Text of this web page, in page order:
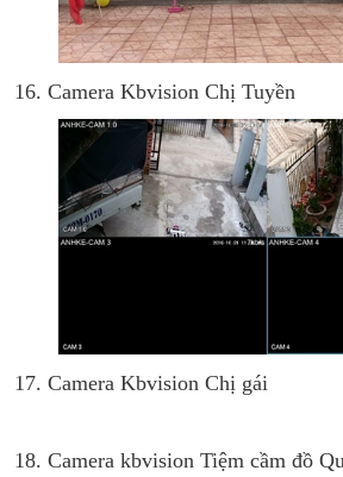
16. Camera Kbvision Chị Tuyền
17. Camera Kbvision Chị gái
18. Camera kbvision Tiệm cầm đồ